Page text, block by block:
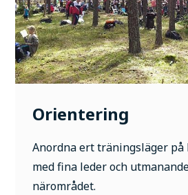
Orientering
Anordna ert träningsläger på
med fina leder och
närområdet.